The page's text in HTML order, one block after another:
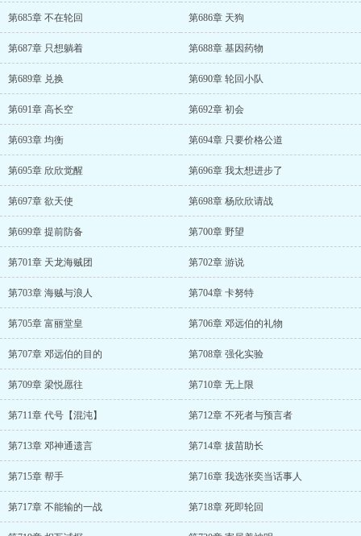
第685章 不在轮回 第686章 天狗
第687章 只想躺着 第688章 基因药物
第689章 兑换 第690章 轮回小队
第691章 高长空 第692章 初会
第693章 均衡 第694章 只要价格公道
第695章 欣欣觉醒 第696章 我太想进步了
第697章 欲天使 第698章 杨欣欣请战
第699章 提前防备 第700章 野望
第701章 天龙海贼团 第702章 游说
第703章 海贼与浪人 第704章 卡努特
第705章 富丽堂皇 第706章 邓远伯的礼物
第707章 邓远伯的目的 第708章 强化实验
第709章 梁悦愿往 第710章 无上限
第711章 代号【混沌】 第712章 不死者与预言者
第713章 邓神通遗言 第714章 拔苗助长
第715章 帮手 第716章 我选张奕当话事人
第717章 不能输的一战 第718章 死即轮回